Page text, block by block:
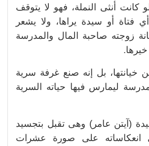
كانت أنثى النملة، فهو لا يتوقف
فتاة أو سيدة يراها، ولا يشعر
زوجته صاحبة المال والمدرسة
خيانتها، بل إنه صنع غرفة سرية
ليمارس فيها حياته السرية
(آيتن عامر) وهى تقبل بتجسيد
انعكاساته على صورة عشرات